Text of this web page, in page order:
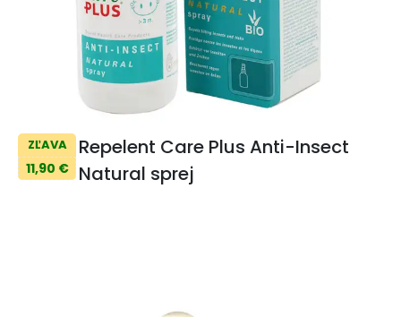
ZĽAVA
11,90 €
Repelent Care Plus Anti-Insect
Natural sprej